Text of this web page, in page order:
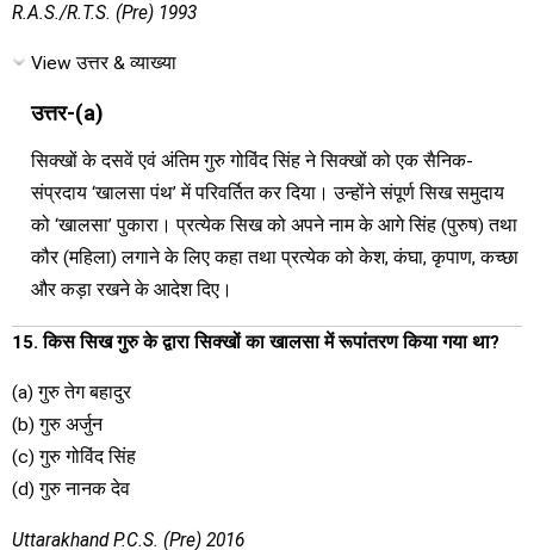
R.A.S./R.T.S. (Pre) 1993
View उत्तर & व्याख्या
उत्तर-(a)
सिक्खों के दसवें एवं अंतिम गुरु गोविंद सिंह ने सिक्खों को एक सैनिक-
संप्रदाय ‘खालसा पंथ’ में परिवर्तित कर दिया। उन्होंने संपूर्ण सिख समुदाय
को ‘खालसा’ पुकारा। प्रत्येक सिख को अपने नाम के आगे सिंह (पुरुष) तथा
कौर (महिला) लगाने के लिए कहा तथा प्रत्येक को केश, कंघा, कृपाण, कच्छा
और कड़ा रखने के आदेश दिए।
15. किस सिख गुरु के द्वारा सिक्खों का खालसा में रूपांतरण किया गया था?
(a) गुरु तेग बहादुर
(b) गुरु अर्जुन
(c) गुरु गोविंद सिंह
(d) गुरु नानक देव
Uttarakhand P.C.S. (Pre) 2016